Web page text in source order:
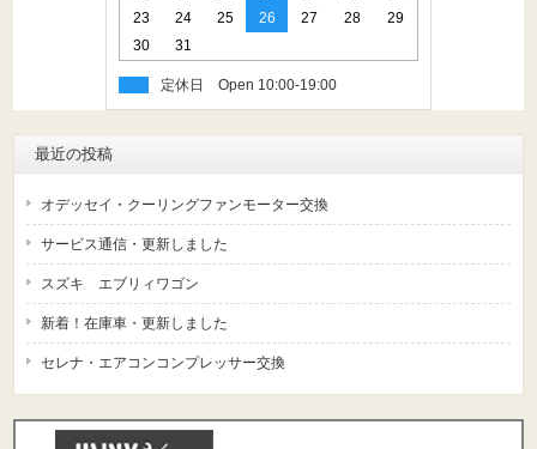
23
24 25 26 27 28
29
30
31
定休日
最近の投稿
オデッセイ・クーリングファンモーター交換
サービス通信・更新しました
スズキ エブリィワゴン
新着！在庫車・更新しました
セレナ・エアコンコンプレッサー交換